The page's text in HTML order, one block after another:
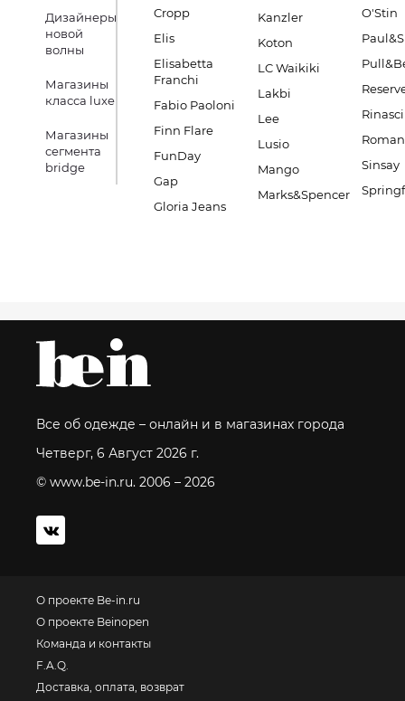
Дизайнеры
новой
волны
Магазины
класса luxe
Магазины
сегмента
bridge
Cropp
Elis
Elisabetta
Franchi
Fabio Paoloni
Finn Flare
FunDay
Gap
Gloria Jeans
Kanzler
Koton
LC Waikiki
Lakbi
Lee
Lusio
Mango
Marks&Spencer
O'Stin
Sinsay
Все об одежде – онлайн и в магазинах города
Четверг, 6 Август 2026 г.
© www.be-in.ru. 2006 – 2026
О проекте Be-in.ru
О проекте Beinopen
Команда и контакты
F.A.Q.
Доставка, оплата, возврат